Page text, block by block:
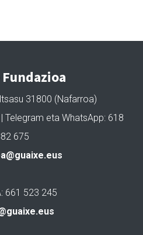
Fundazioa
31800 (Nafarroa)
Telegram eta WhatsApp: 618
675
661 523 245